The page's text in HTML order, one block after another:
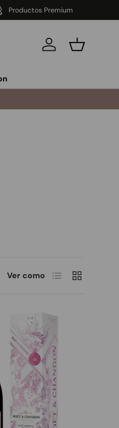
Productos Premium
Iniciar sesión
Cesta
Ver como Lista Cuadrícula